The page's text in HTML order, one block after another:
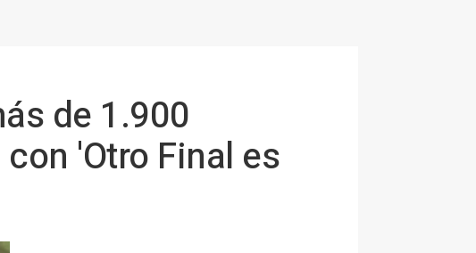
de 1.900
'Otro Final es